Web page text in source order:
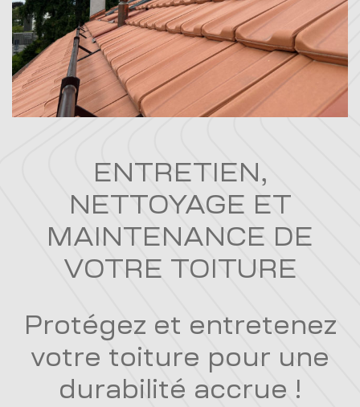
ENTRETIEN,
NETTOYAGE ET
MAINTENANCE DE
VOTRE TOITURE
Protégez et entretenez
votre toiture pour une
durabilité accrue !